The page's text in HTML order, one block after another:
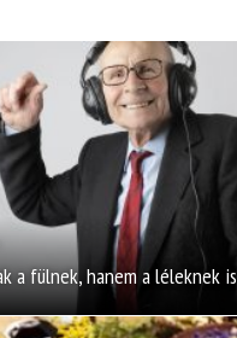
a fülnek, hanem a léleknek is